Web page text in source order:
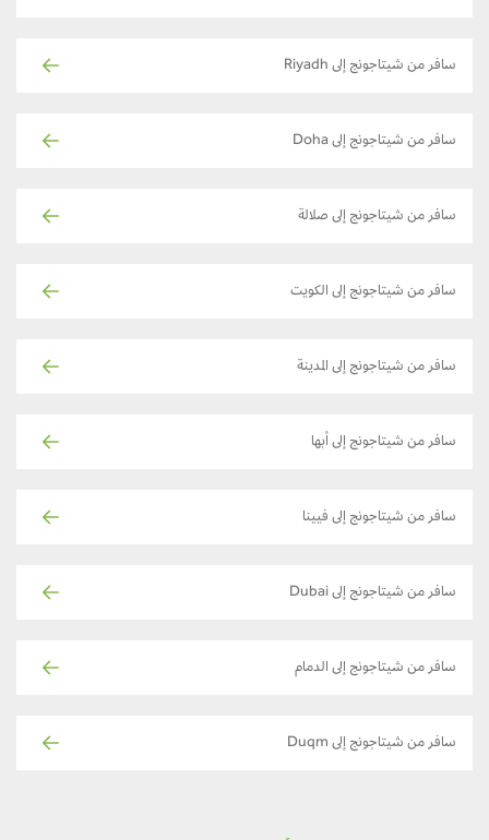
سافر من شيتاجونج إلى Riyadh
سافر من شيتاجونج إلى Doha
سافر من شيتاجونج إلى صلالة
سافر من شيتاجونج إلى الكويت
سافر من شيتاجونج إلى المدينة
سافر من شيتاجونج إلى أبها
سافر من شيتاجونج إلى فيينا
سافر من شيتاجونج إلى Dubai
سافر من شيتاجونج إلى الدمام
سافر من شيتاجونج إلى Duqm